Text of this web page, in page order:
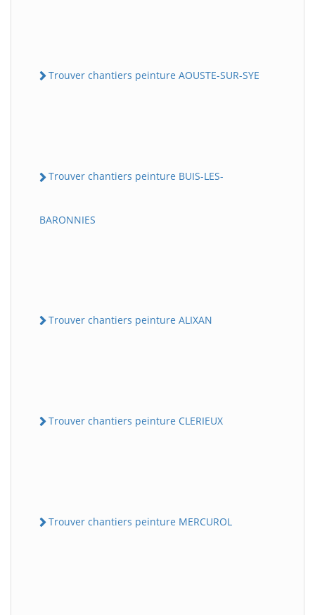
Trouver chantiers peinture AOUSTE-SUR-SYE
Trouver chantiers peinture BUIS-LES-
BARONNIES
Trouver chantiers peinture ALIXAN
Trouver chantiers peinture CLERIEUX
Trouver chantiers peinture MERCUROL